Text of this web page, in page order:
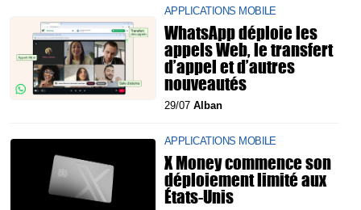
APPLICATIONS MOBILE
WhatsApp déploie les
appels Web, le transfert
d’appel et d’autres
nouveautés
29/07 Alban
APPLICATIONS MOBILE
X Money commence son
déploiement limité aux
États-Unis